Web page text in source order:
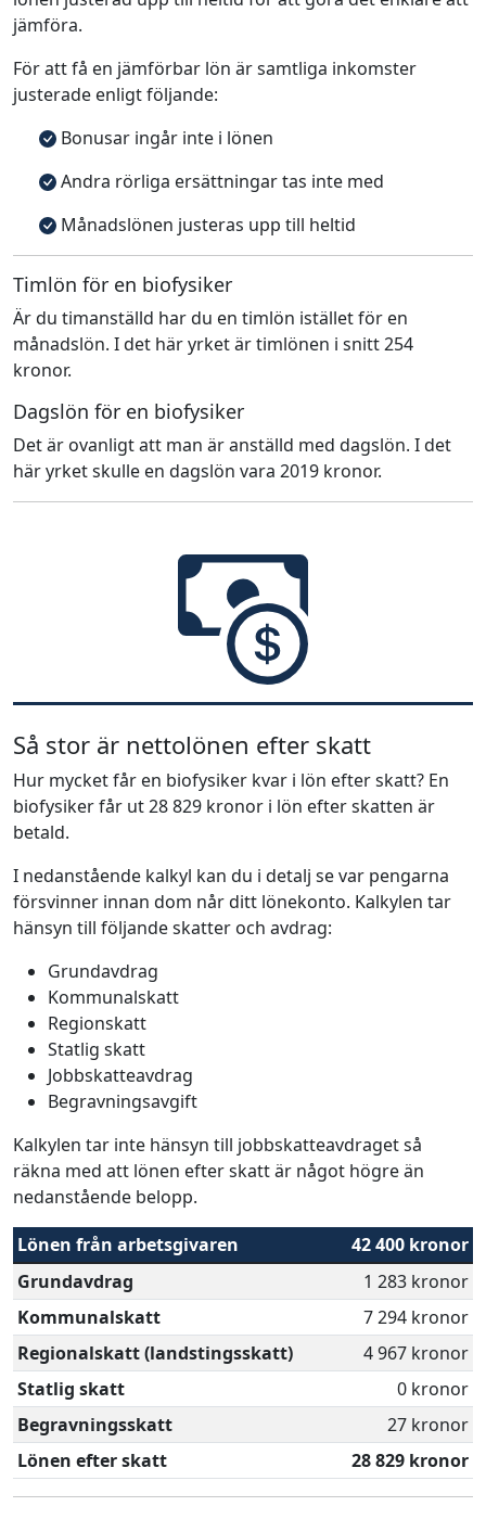
jämföra.
För att få en jämförbar lön är samtliga inkomster
justerade enligt följande:
Bonusar ingår inte i lönen
Andra rörliga ersättningar tas inte med
Månadslönen justeras upp till heltid
Timlön för en biofysiker
Är du timanställd har du en timlön istället för en
månadslön. I det här yrket är timlönen i snitt 254
kronor.
Dagslön för en biofysiker
Det är ovanligt att man är anställd med dagslön. I det
här yrket skulle en dagslön vara 2019 kronor.
Så stor är nettolönen efter skatt
Hur mycket får en biofysiker kvar i lön efter skatt? En
biofysiker får ut 28 829 kronor i lön efter skatten är
betald.
I nedanstående kalkyl kan du i detalj se var pengarna
försvinner innan dom når ditt lönekonto. Kalkylen tar
hänsyn till följande skatter och avdrag:
Grundavdrag
Kommunalskatt
Regionskatt
Statlig skatt
Jobbskatteavdrag
Begravningsavgift
Kalkylen tar inte hänsyn till jobbskatteavdraget så
räkna med att lönen efter skatt är något högre än
nedanstående belopp.
Lönen från arbetsgivaren
42 400 kronor
Grundavdrag
1 283 kronor
Kommunalskatt
7 294 kronor
Regionalskatt (landstingsskatt)
4 967 kronor
Statlig skatt
0 kronor
Begravningsskatt
27 kronor
Lönen efter skatt
28 829 kronor